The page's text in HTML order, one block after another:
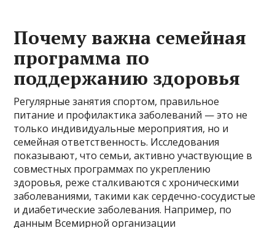
Почему важна семейная
программа по
поддержанию здоровья
Регулярные занятия спортом, правильное
питание и профилактика заболеваний — это не
только индивидуальные мероприятия, но и
семейная ответственность. Исследования
показывают, что семьи, активно участвующие в
совместных программах по укреплению
здоровья, реже сталкиваются с хроническими
заболеваниями, такими как сердечно-сосудистые
и диабетические заболевания. Например, по
данным Всемирной организации